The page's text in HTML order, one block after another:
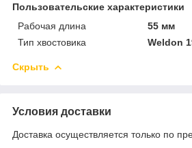
Пользовательские характеристики
Рабочая длина
55 мм
Тип хвостовика
Weldon
Скрыть
Условия доставки
Доставка осуществляется только по